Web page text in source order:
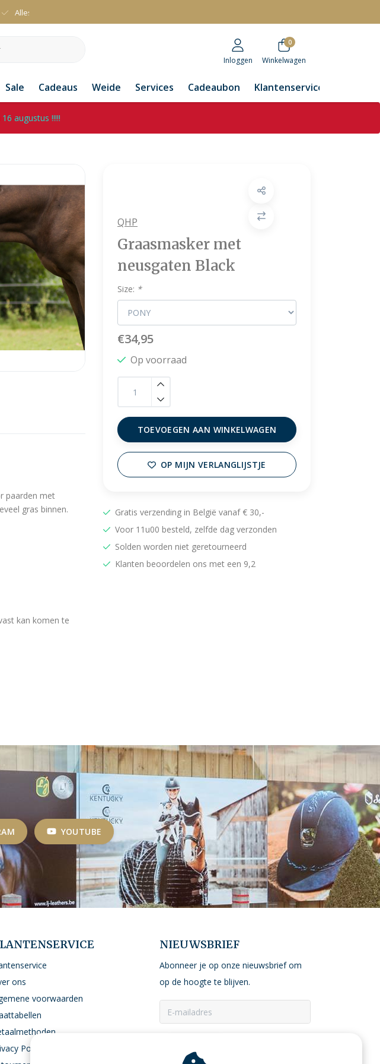
Alles uit voorraad leverbaar
Inloggen
0
Winkelwagen
Sale Cadeaus Weide Services Cadeaubon Klantenservice
augustus !!!!!
QHP
Graasmasker met
neusgaten Black
Size: *
€34,95
Op voorraad
TOEVOEGEN AAN WINKELWAGEN
OP MIJN VERLANGLIJSTJE
Gratis verzending in België vanaf € 30,-
Voor 11u00 besteld, zelfde dag verzonden
Solden worden niet geretourneerd
Klanten beoordelen ons met een 9,2
paarden met
gras binnen.
kan komen te
YOUTUBE
ons
voorwaarden
Policy
NIEUWSBRIEF
Abonneer je op onze nieuwsbrief om
op de hoogte te blijven.